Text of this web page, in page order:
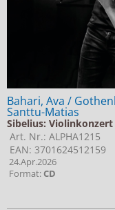
Bahari, Ava /
Santtu-Matias
Sibelius:
Art. Nr.: ALPHA1215
EAN: 3701624512159
24.Apr.2026
Format:CD